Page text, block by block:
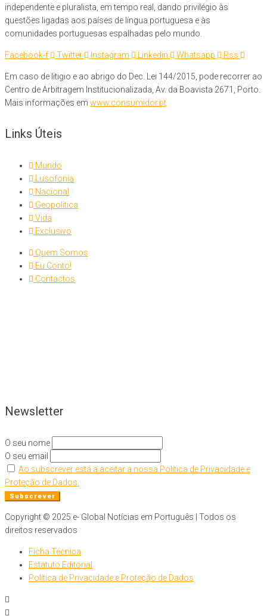
independente e pluralista, em tempo real, dando privilégio às
questões ligadas aos países de língua portuguesa e às
comunidades portuguesas espalhadas pelo mundo.
Facebook-f Twitter Instagram Linkedin Whatsapp Rss
Em caso de litigio e ao abrigo do Dec. Lei 144/2015, pode recorrer ao
Centro de Arbitragem Institucionalizada, Av. da Boavista 2671, Porto.
Mais informações em www.consumidor.pt
Links Úteis
Mundo
Lusofonia
Nacional
Geopolítica
Vida
Exclusivo
Quem Somos
Eu Conto!
Contactos
Newsletter
O seu nome
O seu email
Ao subscrever está a aceitar a nossa Política de Privacidade e
Proteção de Dados.
Copyright © 2025 e- Global Notícias em Português | Todos os
direitos reservados
Ficha Técnica
Estatuto Editorial
Política de Privacidade e Proteção de Dados